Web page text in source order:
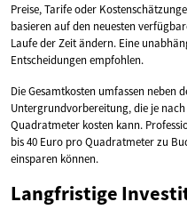
Preise, Tarife oder
basieren auf den neuesten
Laufe der Zeit ändern. Eine
Entscheidungen empfohlen.
Die Gesamtkosten umfassen neben
Untergrundvorbereitung, die je
Quadratmeter kosten kann.
bis 40 Euro pro Quadratmeter zu
einsparen können.
Langfristige